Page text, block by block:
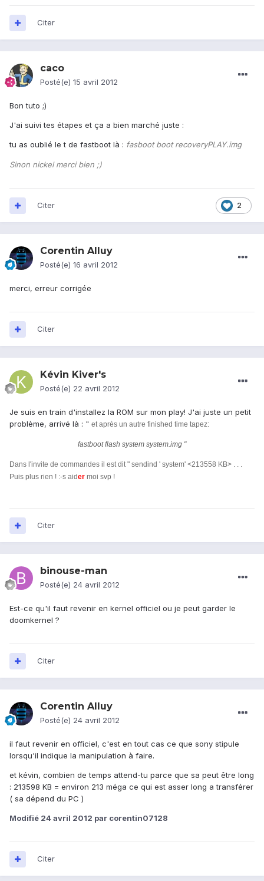
Citer
caco
Posté(e) 15 avril 2012
Bon tuto ;)
J'ai suivi tes étapes et ça a bien marché juste :
tu as oublié le t de fastboot là : fasboot boot recoveryPLAY.img
Sinon nickel merci bien ;)
2
Citer
Corentin Alluy
Posté(e) 16 avril 2012
merci, erreur corrigée
Citer
Kévin Kiver's
Posté(e) 22 avril 2012
Je suis en train d'installez la ROM sur mon play! J'ai juste un petit
problème, arrivé là : " ​et après un autre finished time tapez:
fastboot flash system system.img "
Dans l'invite de commandes il est dit " sendind ' system' <213558 KB> . . .
Puis plus rien ! :-s aider moi svp !
Citer
binouse-man
Posté(e) 24 avril 2012
Est-ce qu'il faut revenir en kernel officiel ou je peut garder le
doomkernel ?
Citer
Corentin Alluy
Posté(e) 24 avril 2012
il faut revenir en officiel, c'est en tout cas ce que sony stipule
lorsqu'il indique la manipulation à faire.
et kévin, combien de temps attend-tu parce que sa peut être long
: 213598 KB = environ 213 méga ce qui est asser long a transférer
( sa dépend du PC )
Modifié 24 avril 2012 par corentin07128
Citer